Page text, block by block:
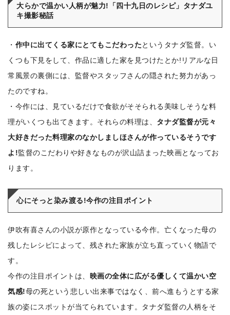
大らかで温かい人柄が魅力!「四十九日のレシピ」タナダユ
キ撮影秘話
・ 作中に出てくる家にとてもこだわったというタナダ監督。い
くつも下見をして、作品に適した家を見つけたとか!リアルな日
常風景の裏側には、監督やスタッフさんの隠された努力があっ
たのですね。
・今作には、見ているだけで食欲がそそられる美味しそうな料
理がいくつも出てきます。それらの料理は、 タナダ監督が元々
大好きだった料理家のなかしましほさんが作っているそうです
よ!監督のこだわりや好きなものが沢山詰まった映画となってお
ります。
心にそっと染み渡る!今作の注目ポイント
伊吹有喜さんの小説が原作となっている今作。亡くなった母の
残したレシピによって、残された家族が立ち直っていく物語で
す。
今作の注目ポイントは、 映画の全体に広がる優しくて温かい空
気感!母の死という悲しい出来事ではなく、前へ進もうとする家
族の姿にスポットが当てられています。タナダ監督の人柄をそ